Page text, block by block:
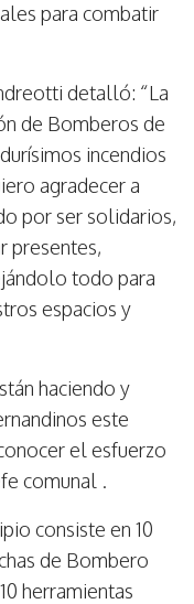
para combatir
detalló: “La
de Bomberos de
incendios
agradecer a
por ser solidarios,
presentes,
todo para
espacios y
haciendo y
este
el esfuerzo
comunal .
consiste en 10
de Bombero
herramientas